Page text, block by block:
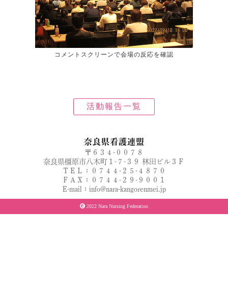
コメントスクリーンで会場の反応を確認
活動報告一覧
奈良県看護連盟
〒６３４-００７８
奈良県橿原市八木町１-７-３９ 林田ビル３Ｆ
ＴＥＬ：０７４４-２５-４８７０
ＦＡＸ：０７４４-２９-９００１
E-mail：info@nara-kangorenmei.jp
2022 Nara Nursing Federation